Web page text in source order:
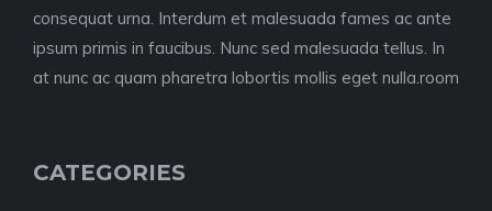
consequat urna. Interdum et malesuada fames ac ante
ipsum primis in faucibus. Nunc sed malesuada tellus. In
at nunc ac quam pharetra lobortis mollis eget nulla.room
CATEGORIES